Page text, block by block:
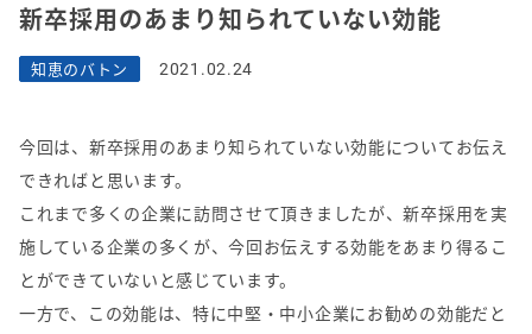
新卒採用のあまり知られていない効能
知恵のバトン 2021.02.24
今回は、新卒採用のあまり知られていない効能についてお伝え
できればと思います。
これまで多くの企業に訪問させて頂きましたが、新卒採用を実
施している企業の多くが、今回お伝えする効能をあまり得るこ
とができていないと感じています。
一方で、この効能は、特に中堅・中小企業にお勧めの効能だと